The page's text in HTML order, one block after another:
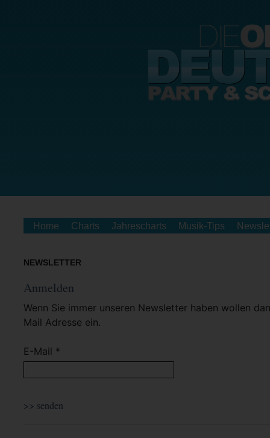
Home Charts Jahrescharts Musik-Tips
NEWSLETTER
Anmelden
Wenn Sie immer unseren Newsletter haben wollen
Mail Adresse ein.
E-Mail *